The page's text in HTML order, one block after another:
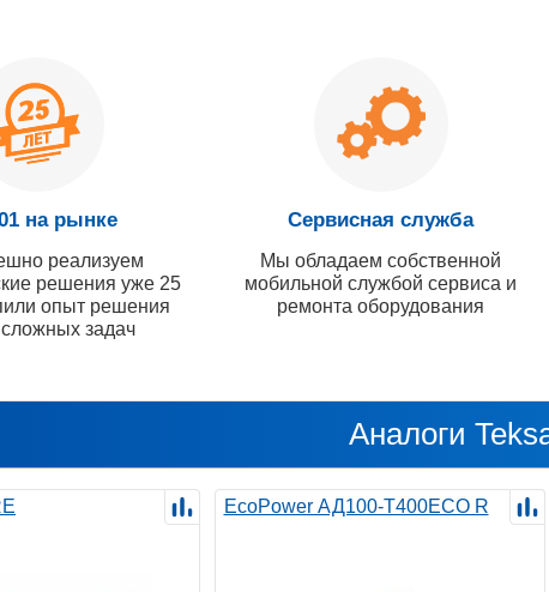
на рынке
реализуем
решения уже 25
опыт решения
задач
Сервисная служба
Мы обладаем собственной
мобильной службой сервиса и
ремонта оборудования
Аналоги
EcoPower АД100-T400ECO R